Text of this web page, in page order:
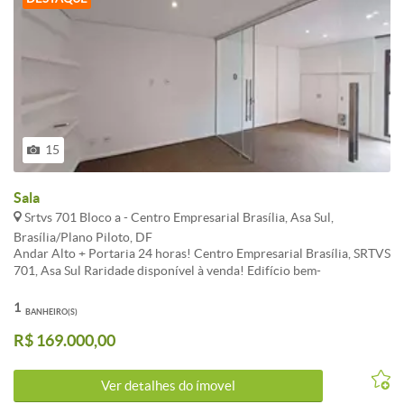
15
Sala
Srtvs 701 Bloco a - Centro Empresarial Brasília, Asa Sul,
Brasília/Plano Piloto, DF
Andar Alto + Portaria 24 horas! Centro Empresarial Brasília, SRTVS
701, Asa Sul Raridade disponível à venda! Edifício bem-
sala em ótimo estado de conservação, bem dividida em recepção,
banheiro. Prédio com portaria 24 horas, rondas internas,
correspondências e encomendas, lobby com pé direito duplo e piso
em granito. A sala fica no bloco A (o melhor bloco do Centro
BANHEIRO(S)
1
R$ 169.000,00
Ver detalhes do ímovel